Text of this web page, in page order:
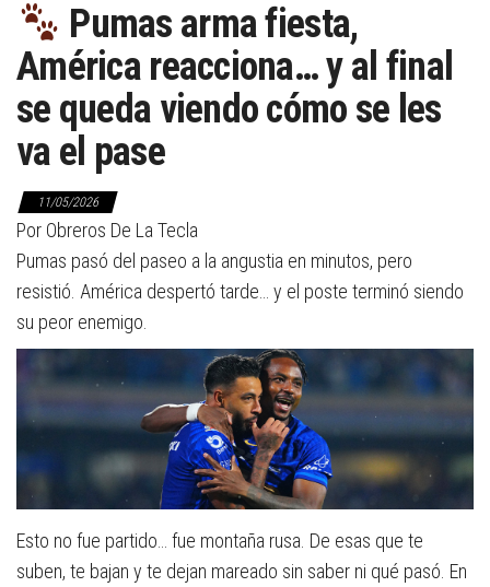
Pumas arma fiesta,
América reacciona… y al final
se queda viendo cómo se les
va el pase
11/05/2026
Por Obreros De La Tecla
Pumas pasó del paseo a la angustia en minutos, pero
resistió. América despertó tarde… y el poste terminó siendo
su peor enemigo.
Esto no fue partido… fue montaña rusa. De esas que te
suben, te bajan y te dejan mareado sin saber ni qué pasó. En